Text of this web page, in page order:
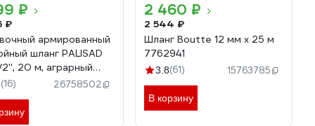
₽
₽
армированный
шланг PALISAD
2'', 20 м, аграрный
(16) 26758502
2 460 ₽
2 544 ₽
Шланг Boutte 12 мм х 25 м
7762941
3.8(61) 15763785
В корзину